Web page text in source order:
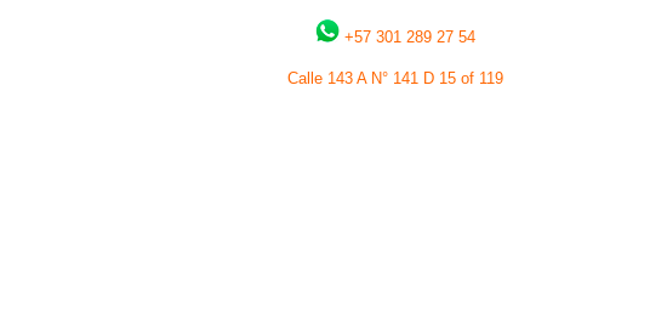
+57 301 289 27 54
Calle 143 A N° 141 D 15 of 119